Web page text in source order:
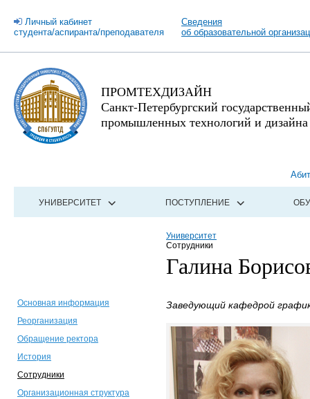
Личный кабинет
студента/аспиранта/преподавателя
Сведения
об образовательной
ПРОМТЕХДИЗАЙН
Санкт-Петербургский
промышленных технологий и дизайна
УНИВЕРСИТЕТ ПОСТУПЛЕНИЕ
Университет
Сотрудники
Галина
Основная информация
Реорганизация
Обращение ректора
История
Сотрудники
Организационная структура
Заведующий кафедрой